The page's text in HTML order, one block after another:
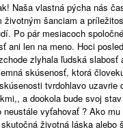
Naša vlastná pýcha nás
životným šanciam a
Po pár mesiacoch
ani len na meno. Hoci
zlyhala ľudská
skúsenosť, ktorá
tvrdohlavo
a dookola bude svoj
vyťahovať ? Ako
životná láska alebo